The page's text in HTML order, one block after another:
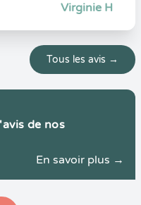
Virginie H
Tous les avis →
de nos
En savoir plus →